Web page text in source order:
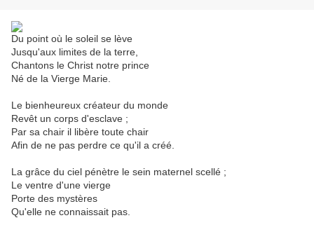
Du point où le soleil se lève
Jusqu'aux limites de la terre,
Chantons le Christ notre prince
Né de la Vierge Marie.
Le bienheureux créateur du monde
Revêt un corps d'esclave ;
Par sa chair il libère toute chair
Afin de ne pas perdre ce qu'il a créé.
La grâce du ciel pénètre le sein maternel scellé ;
Le ventre d'une vierge
Porte des mystères
Qu'elle ne connaissait pas.